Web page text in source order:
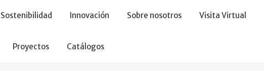
Sostenibilidad Innovación Sobre nosotros Visita Virtual
Proyectos Catálogos